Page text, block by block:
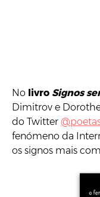
No livro Signos
Dimitrov e
do Twitter
fenómeno da
os signos mais